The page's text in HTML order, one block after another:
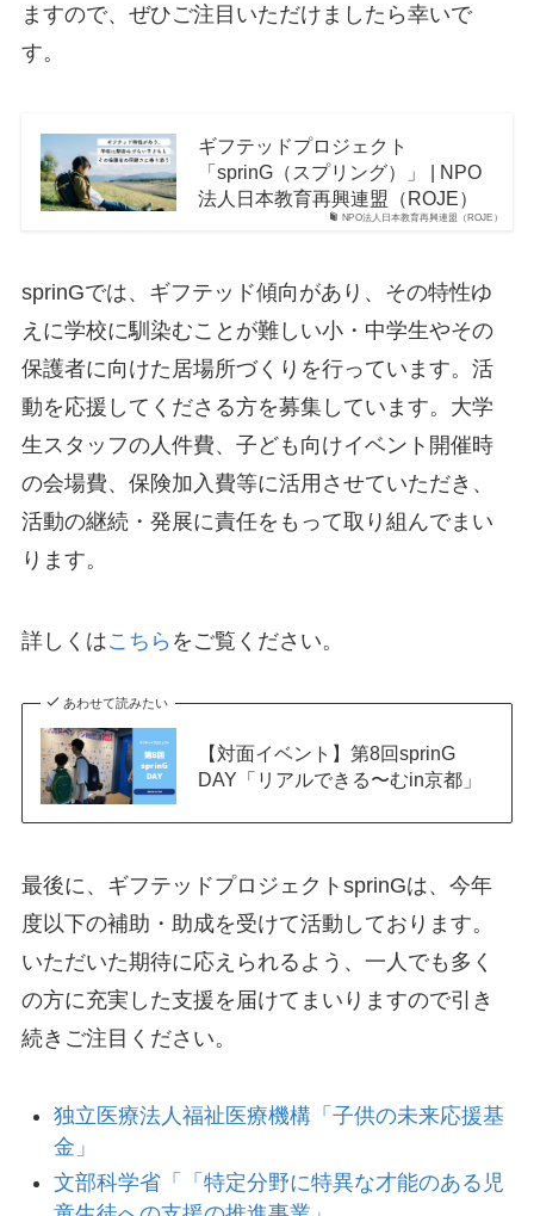
ますので、ぜひご注目いただけましたら幸いで
す。
NPO法人日本教育再興連盟（ROJE）
ギフテッドプロジェクト
「sprinG（スプリング）」 | NPO
法人日本教育再興連盟（ROJE）
sprinGでは、ギフテッド傾向があり、その特性ゆ
えに学校に馴染むことが難しい小・中学生やその
保護者に向けた居場所づくりを行っています。活
動を応援してくださる方を募集しています。大学
生スタッフの人件費、子ども向けイベント開催時
の会場費、保険加入費等に活用させていただき、
活動の継続・発展に責任をもって取り組んでまい
ります。
詳しくはこちら をご覧ください。
あわせて読みたい
【対面イベント】第8回sprinG
DAY「リアルできる〜むin京都」
最後に、ギフテッドプロジェクトsprinGは、今年
度以下の補助・助成を受けて活動しております。
いただいた期待に応えられるよう、一人でも多く
の方に充実した支援を届けてまいりますので引き
続きご注目ください。
独立医療法人福祉医療機構「子供の未来応援基
金」
文部科学省「「特定分野に特異な才能のある児